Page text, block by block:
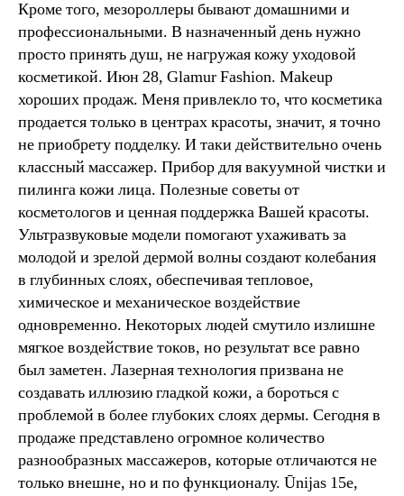
Кроме того, мезороллеры бывают домашними и
профессиональными. В назначенный день нужно
просто принять душ, не нагружая кожу уходовой
косметикой. Июн 28, Glamur Fashion. Makeup
хороших продаж. Меня привлекло то, что косметика
продается только в центрах красоты, значит, я точно
не приобрету подделку. И таки действительно очень
классный массажер. Прибор для вакуумной чистки и
пилинга кожи лица. Полезные советы от
косметологов и ценная поддержка Вашей красоты.
Ультразвуковые модели помогают ухаживать за
молодой и зрелой дермой волны создают колебания
в глубинных слоях, обеспечивая тепловое,
химическое и механическое воздействие
одновременно. Некоторых людей смутило излишне
мягкое воздействие токов, но результат все равно
был заметен. Лазерная технология призвана не
создавать иллюзию гладкой кожи, а бороться с
проблемой в более глубоких слоях дермы. Сегодня в
продаже представлено огромное количество
разнообразных массажеров, которые отличаются не
только внешне, но и по функционалу. Ūnijas 15e,